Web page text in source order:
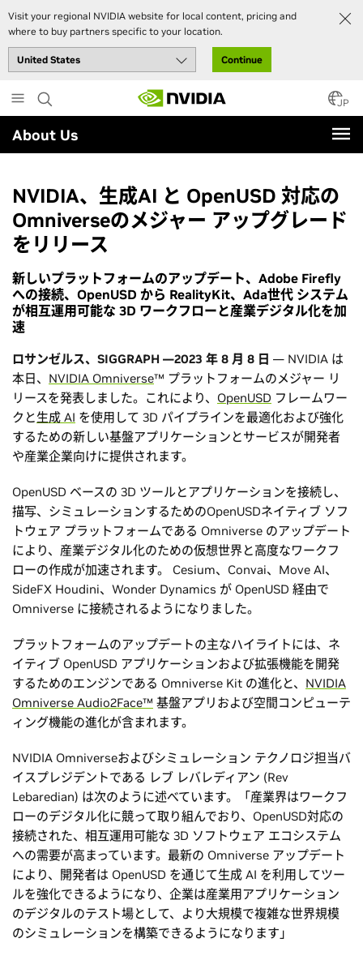
Visit your regional NVIDIA website for local content, pricing and
where to buy partners specific to your location.
Continue
to
main
content
JP
About Us
NVIDIA、生成AI と OpenUSD 対応の
Omniverseのメジャー アップグレード
をリリース
新しいプラットフォームのアップデート、Adobe Firefly
への接続、OpenUSD から RealityKit、Ada世代 システム
が相互運用可能な 3D ワークフローと産業デジタル化を加
速
ロサンゼルス、SIGGRAPH —2023 年 8 月 8 日 — NVIDIA は
本日、 NVIDIA Omniverse™ プラットフォームのメジャー リ
リースを発表しました。これにより、 OpenUSD フレームワー
クと生成 AI を使用して 3D パイプラインを最適化および強化
するための新しい基盤アプリケーションとサービスが開発者
や産業企業向けに提供されます。
OpenUSD ベースの 3D ツールとアプリケーションを接続し、
描写、シミュレーションするためのOpenUSDネイティブ ソフ
トウェア プラットフォームである Omniverse のアップデート
により、産業デジタル化のための仮想世界と高度なワークフ
ローの作成が加速されます。 Cesium、Convai、Move AI、
SideFX Houdini、Wonder Dynamics が OpenUSD 経由で
Omniverse に接続されるようになりました。
プラットフォームのアップデートの主なハイライトには、ネ
イティブ OpenUSD アプリケーションおよび拡張機能を開発
するためのエンジンである Omniverse Kit の進化と、 NVIDIA
Omniverse Audio2Face™ 基盤アプリおよび空間コンピューテ
ィング機能の進化が含まれます。
NVIDIA Omniverseおよびシミュレーション テクノロジ担当バ
イスプレジデントである レブ レバレディアン (Rev
Lebaredian) は次のように述べています。「産業界はワークフ
ローのデジタル化に競って取り組んでおり、OpenUSD対応の
接続された、相互運用可能な 3D ソフトウェア エコシステム
への需要が高まっています。最新の Omniverse アップデート
により、開発者は OpenUSD を通じて生成 AI を利用してツー
ルを強化できるようになり、企業は産業用アプリケーション
のデジタルのテスト場として、より大規模で複雑な世界規模
のシミュレーションを構築できるようになります」